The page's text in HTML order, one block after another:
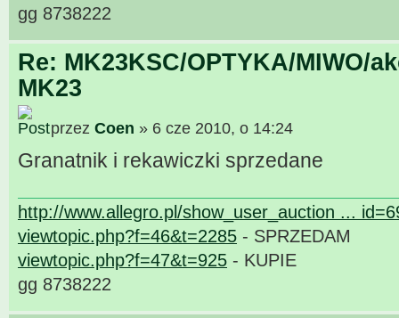
gg 8738222
Re: MK23KSC/OPTYKA/MIWO/
MK23
przez Coen » 6 cze 2010, o 14:24
Granatnik i rekawiczki sprzedane
http://www.allegro.pl/show_user_auction ...
viewtopic.php?f=46&t=2285 - SPRZEDAM
viewtopic.php?f=47&t=925 - KUPIE
gg 8738222